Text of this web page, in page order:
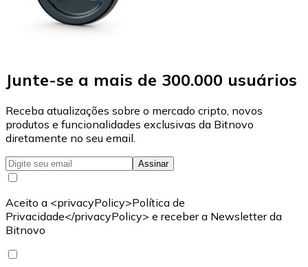
Junte-se a mais de 300.000 usuários
Receba atualizações sobre o mercado cripto, novos
produtos e funcionalidades exclusivas da Bitnovo
diretamente no seu email.
Assinar
Aceito a <privacyPolicy>Política de
Privacidade</privacyPolicy> e receber a Newsletter da
Bitnovo